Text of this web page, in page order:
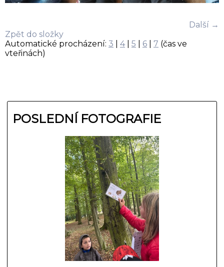
Další →
Zpět do složky
Automatické procházení: 3 4| 5 6 7 (čas ve
vteřinách)
POSLEDNÍ FOTOGRAFIE